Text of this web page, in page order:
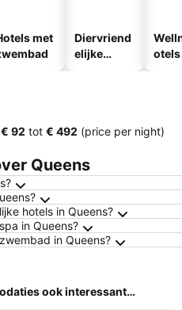
met
Diervriend
elijke
otels
‎€ 92 tot ‎€ 492 (price per night)
Queens
hotels in Queens?
in Queens?
in Queens?
ook interessant…